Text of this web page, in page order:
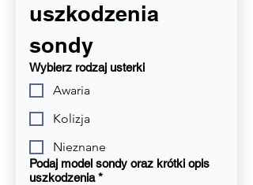
uszkodzenia
sondy
Wybierz rodzaj usterki
Awaria
Kolizja
Nieznane
Podaj model sondy oraz krótki opis
uszkodzenia *